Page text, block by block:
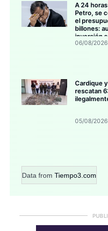
A 24
Petro, se
el
billones:
inversión
06/08/2026
Cardique
rescatan
05/08/2026
Data from Tiempo3.com